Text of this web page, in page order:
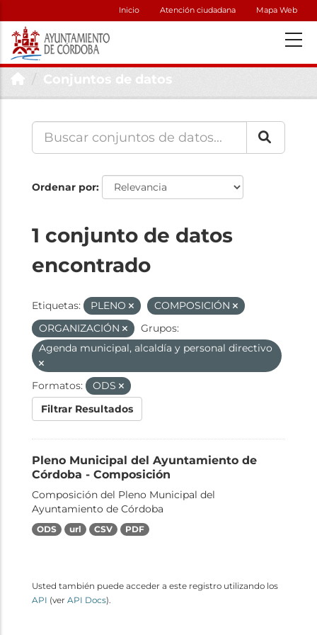
Inicio Atención ciudadana Mapa Web
Conjuntos de datos
Ordenar por
1 conjunto de datos
encontrado
Etiquetas: PLENO
COMPOSICIÓN
ORGANIZACIÓN
Grupos:
Agenda municipal, alcaldía y personal directivo
Formatos:
ODS
Filtrar Resultados
Pleno Municipal del Ayuntamiento de
Córdoba - Composición
Composición del Pleno Municipal del
Ayuntamiento de Córdoba
ODS url CSV PDF
Usted también puede acceder a este registro utilizando los
API (ver API Docs).